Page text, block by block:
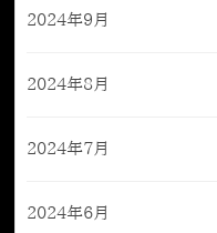
2024年9月
2024年8月
2024年7月
2024年6月